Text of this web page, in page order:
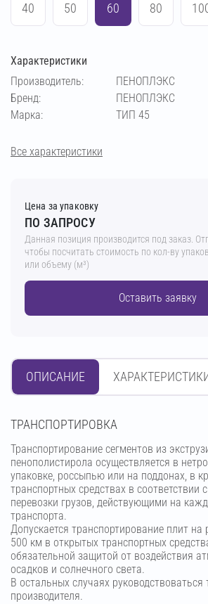
40 50 60 80
Характеристики
Производитель:
ПЕНОПЛЭКС
Бренд:
ПЕНОПЛЭКС
Марка:
ТИП 45
Все характеристики
Цена за упаковку
ПО ЗАПРОСУ
Данная позиция производится под заказ.
чтобы посчитать стоимость по кол-ву
или объему (м³)
Оставить заявку
ОПИСАНИЕ
ТРАНСПОРТИРОВКА
Транспортирование сегментов из
пенополистирола осуществляется в
упаковке, россыпью или на поддонах, в
транспортных средствах в соответствии
перевозки грузов, действующими на
транспорта.
Допускается транспортирование плит на
500 км в открытых транспортных
обязательной защитой от воздействия
осадков и солнечного света.
В остальных случаях
производителя.